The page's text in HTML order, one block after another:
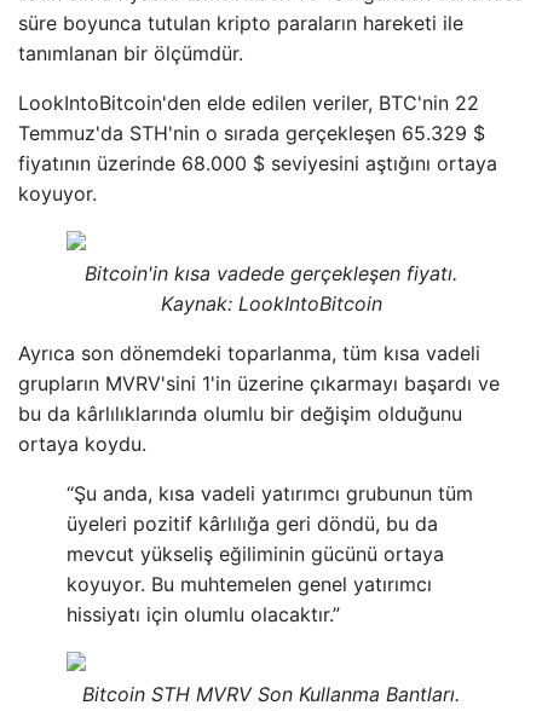
süre boyunca tutulan kripto paraların hareketi ile
tanımlanan bir ölçümdür.
LookIntoBitcoin'den elde edilen veriler, BTC'nin 22
Temmuz'da STH'nin o sırada gerçekleşen 65.329 $
fiyatının üzerinde 68.000 $ seviyesini aştığını ortaya
koyuyor.
Bitcoin'in kısa vadede gerçekleşen fiyatı.
Kaynak: LookIntoBitcoin
Ayrıca son dönemdeki toparlanma, tüm kısa vadeli
grupların MVRV'sini 1'in üzerine çıkarmayı başardı ve
bu da kârlılıklarında olumlu bir değişim olduğunu
ortaya koydu.
“Şu anda, kısa vadeli yatırımcı grubunun tüm
üyeleri pozitif kârlılığa geri döndü, bu da
mevcut yükseliş eğiliminin gücünü ortaya
koyuyor. Bu muhtemelen genel yatırımcı
hissiyatı için olumlu olacaktır.”
Bitcoin STH MVRV Son Kullanma Bantları.